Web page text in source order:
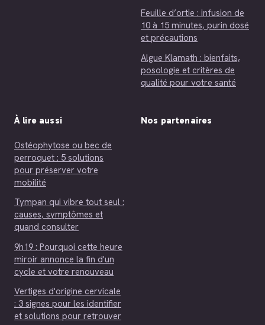
Feuille d’ortie : infusion de
10 à 15 minutes, purin dosé
et précautions
Algue Klamath : bienfaits,
posologie et critères de
qualité pour votre santé
À lire aussi
Ostéophytose ou bec de
perroquet : 5 solutions
pour préserver votre
mobilité
Tympan qui vibre tout seul :
causes, symptômes et
quand consulter
9h19 : Pourquoi cette heure
miroir annonce la fin d'un
cycle et votre renouveau
Vertiges d'origine cervicale
: 3 signes pour les identifier
et solutions pour retrouver
Nos partenaires